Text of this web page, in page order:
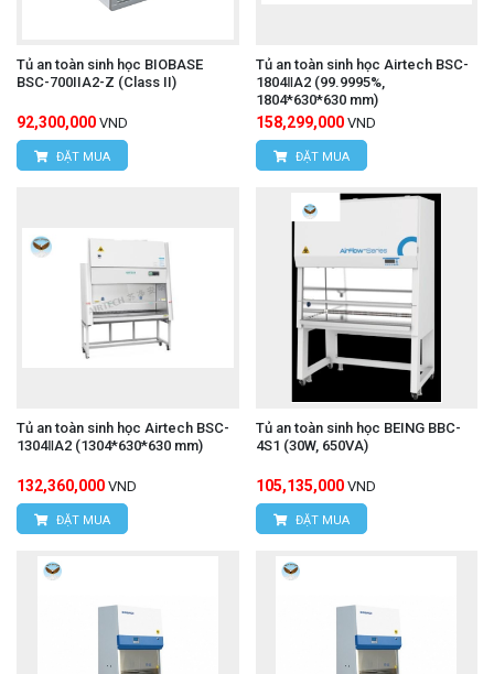
Tủ an toàn sinh học BIOBASE
BSC-700IIA2-Z (Class II)
92,300,000 VND
ĐẶT MUA
Tủ an toàn sinh học Airtech BSC-
1804ⅡA2 (99.9995%,
1804*630*630 mm)
158,299,000 VND
ĐẶT MUA
Tủ an toàn sinh học Airtech BSC-
1304ⅡA2 (1304*630*630 mm)
132,360,000 VND
ĐẶT MUA
Tủ an toàn sinh học BEING BBC-
4S1 (30W, 650VA)
105,135,000 VND
ĐẶT MUA